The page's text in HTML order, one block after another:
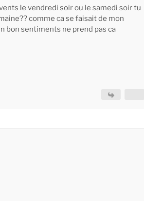
le vendredi soir ou le samedi soir tu
comme ca se faisait de mon
bon sentiments ne prend pas ca